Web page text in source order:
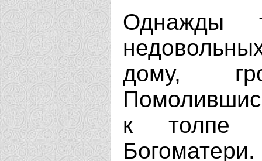
Однажды
дому,
к толпе